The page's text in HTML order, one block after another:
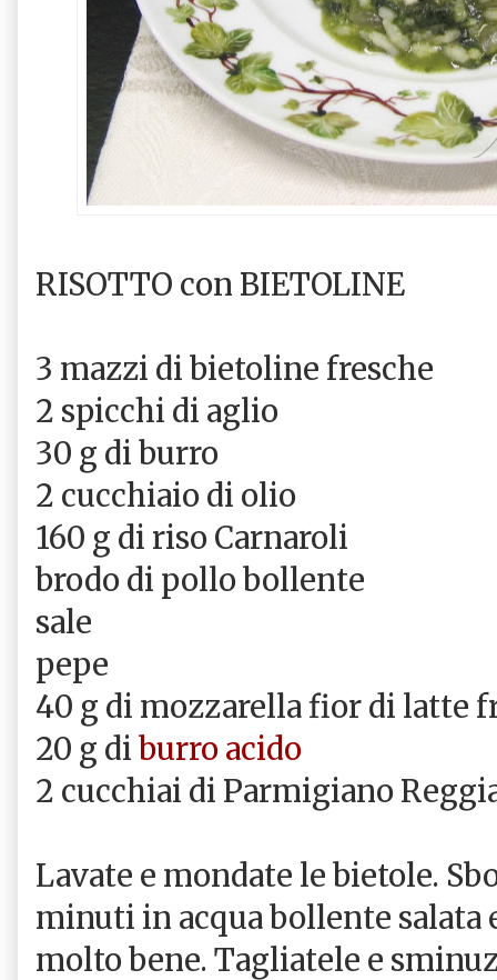
RISOTTO con BIETOLINE
3 mazzi di bietoline fresche
2 spicchi di aglio
30 g di burro
2 cucchiaio di olio
160 g di riso Carnaroli
brodo di pollo bollente
sale
pepe
40 g di mozzarella fior di latte
20 g di burro acido
2 cucchiai di Parmigiano
Lavate e mondate le bietole.
minuti in acqua bollente salata
molto bene. Tagliatele e